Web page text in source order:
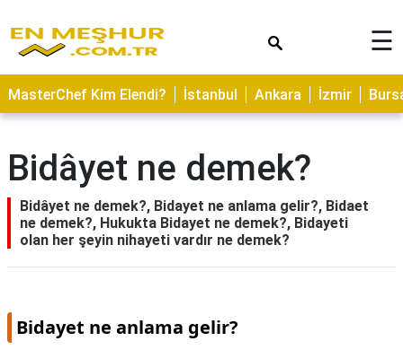
ASTROLOJİ
SAĞLIK
TARİFLERİ
GEZİLECEK
YERLER
☰
MasterChef Kim Elendi? İstanbul Ankara İzmir
Bidâyet ne demek?
Bidâyet ne demek?, Bidayet ne anlama gelir?, Bidaet
ne demek?, Hukukta Bidayet ne demek?, Bidayeti
olan her şeyin nihayeti vardır ne demek?
Bidayet ne anlama gelir?